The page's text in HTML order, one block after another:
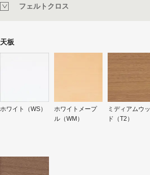
フェルトクロス
天板
ホワイト（WS）
ホワイトメープ
ル（WM）
ミディアムウッ
ド（T2）